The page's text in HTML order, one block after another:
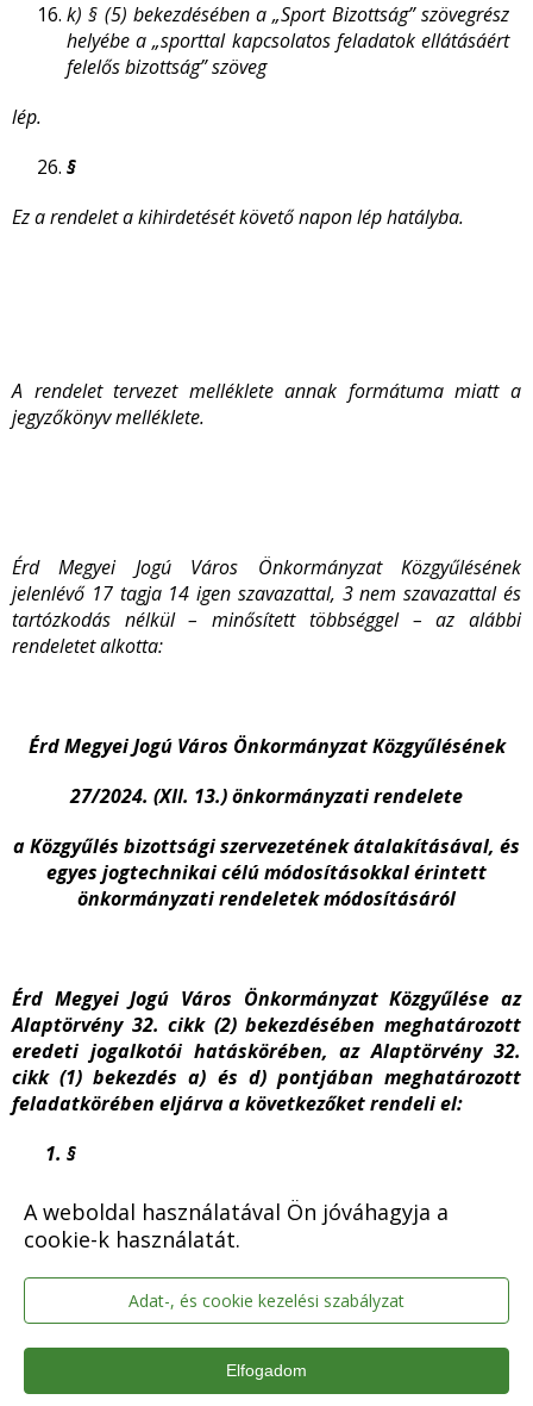
A weboldal használatával Ön jóváhagyja a
cookie-k használatát.
Adat-, és cookie kezelési szabályzat
Elfogadom
k) § (5) bekezdésében a „Sport Bizottság” szövegrész
helyébe a „sporttal kapcsolatos feladatok ellátásáért
felelős bizottság” szöveg
lép.
§
Ez a rendelet a kihirdetését követő napon lép hatályba.
A rendelet tervezet melléklete annak formátuma miatt a
jegyzőkönyv melléklete.
Érd Megyei Jogú Város Önkormányzat Közgyűlésének
jelenlévő 17 tagja 14 igen szavazattal, 3 nem szavazattal és
tartózkodás nélkül – minősített többséggel – az alábbi
rendeletet alkotta:
Érd Megyei Jogú Város Önkormányzat Közgyűlésének
27/2024. (XII. 13.) önkormányzati rendelete
a Közgyűlés bizottsági szervezetének átalakításával, és
egyes jogtechnikai célú módosításokkal érintett
önkormányzati rendeletek módosításáról
Érd Megyei Jogú Város Önkormányzat Közgyűlése az
Alaptörvény 32. cikk (2) bekezdésében meghatározott
eredeti jogalkotói hatáskörében, az Alaptörvény 32.
cikk (1) bekezdés a) és d) pontjában meghatározott
feladatkörében eljárva a következőket rendeli el:
§
A környezetvédelmi alap létrehozásáról szóló 40/1996.
(XII.19.) önkormányzati rendelet
a) § (2) bekezdésében a „Fenntarthatósági
Bizottság” szövegrész helyébe a „helyi
környezet- és természetvédelmi feladatok
ellátásáért felelős bizottság” szöveg,
b) § (3) bekezdésében a „Fenntarthatósági